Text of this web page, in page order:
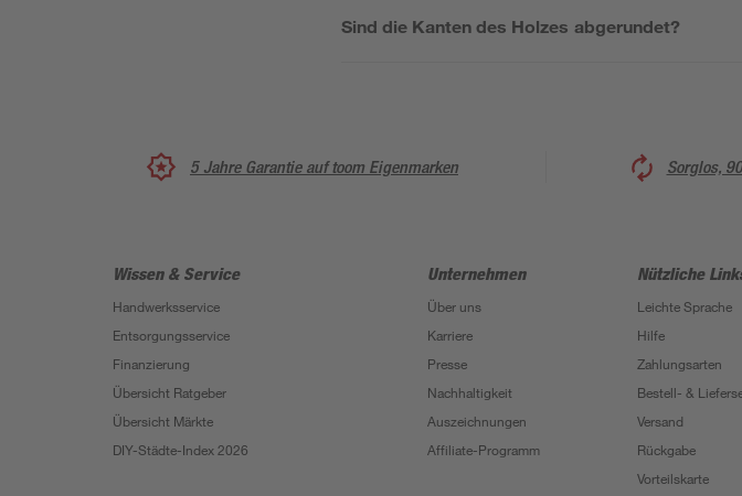
Sind die Kanten des Holzes abgerundet?
5 Jahre Garantie auf toom Eigenmarken Sorglos,
Wissen & Service
Handwerksservice
Entsorgungsservice
Finanzierung
Übersicht Ratgeber
Übersicht Märkte
DIY-Städte-Index 2026
Unternehmen
Über uns
Karriere
Presse
Nachhaltigkeit
Auszeichnungen
Affiliate-Programm
Nützliche
Leichte Sprache
Hilfe
Zahlungsarten
Bestell- &
Versand
Rückgabe
Vorteilskarte